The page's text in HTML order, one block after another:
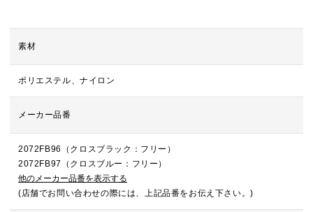
素材
ポリエステル、ナイロン
メーカー品番
2072FB96（クロスブラック：フリー）
2072FB97（クロスブルー：フリー）
他のメーカー品番を表示する
(店舗でお問い合わせの際には、上記品番をお伝え下さい。)